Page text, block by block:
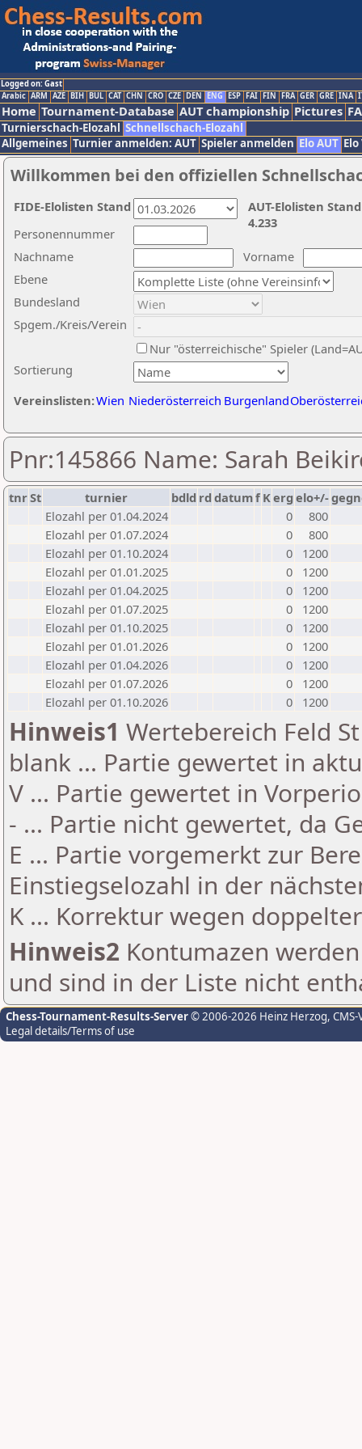
Logged on: Gast
Arabic ARM AZE BIH BUL CAT CHN CRO CZE DEN ENG ESP FAI FIN FRA GER GRE INA
Home Tournament-Database AUT championship Pictures
Turnierschach-Elozahl Schnellschach-Elozahl
Allgemeines Turnier anmelden: AUT Spieler anmelden Elo AUT
Willkommen bei den offiziellen
Nachname
Vorname
Ebene
Sortierung
Personennummer
Bundesland
Spgem./Kreis/Verein
Nur "österreichische" Spieler
Vereinslisten:Wien Niederösterreich Burgenland
AUT-Elolisten
4.233
FIDE-Elolisten Stand
Pnr:145866 Name: Sarah
tnrSt turnier bdld rd datumf Kerg elo+/-
Elozahl per 01.04.2024
0
800
Elozahl per 01.07.2024
0
800
Elozahl per 01.10.2024
0
1200
Elozahl per 01.01.2025
0
1200
Elozahl per 01.04.2025
0
1200
Elozahl per 01.07.2025
0
1200
Elozahl per 01.10.2025
0
1200
Elozahl per 01.01.2026
0
1200
Elozahl per 01.04.2026
0
1200
Elozahl per 01.07.2026
0
1200
Elozahl per 01.10.2026
0 1200
Hinweis1 Wertebereich Feld
blank ... Partie gewertet in
V ... Partie gewertet in
- ... Partie nicht gewertet, da
E ... Partie vorgemerkt zur
Einstiegselozahl in der
K ... Korrektur wegen
Hinweis2 Kontumazen
und sind in der Liste nicht
Chess-Tournament-Results-Server© 2006-2026 Heinz Herzog,
Legal details/Terms of use